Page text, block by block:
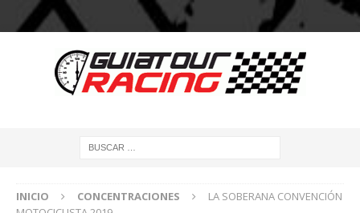
INICIO CONCENTRACIONES
LA SOBERANA CONVENCIÓN